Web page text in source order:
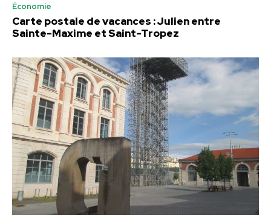
Économie
Carte postale de vacances : Julien entre
Sainte-Maxime et Saint-Tropez